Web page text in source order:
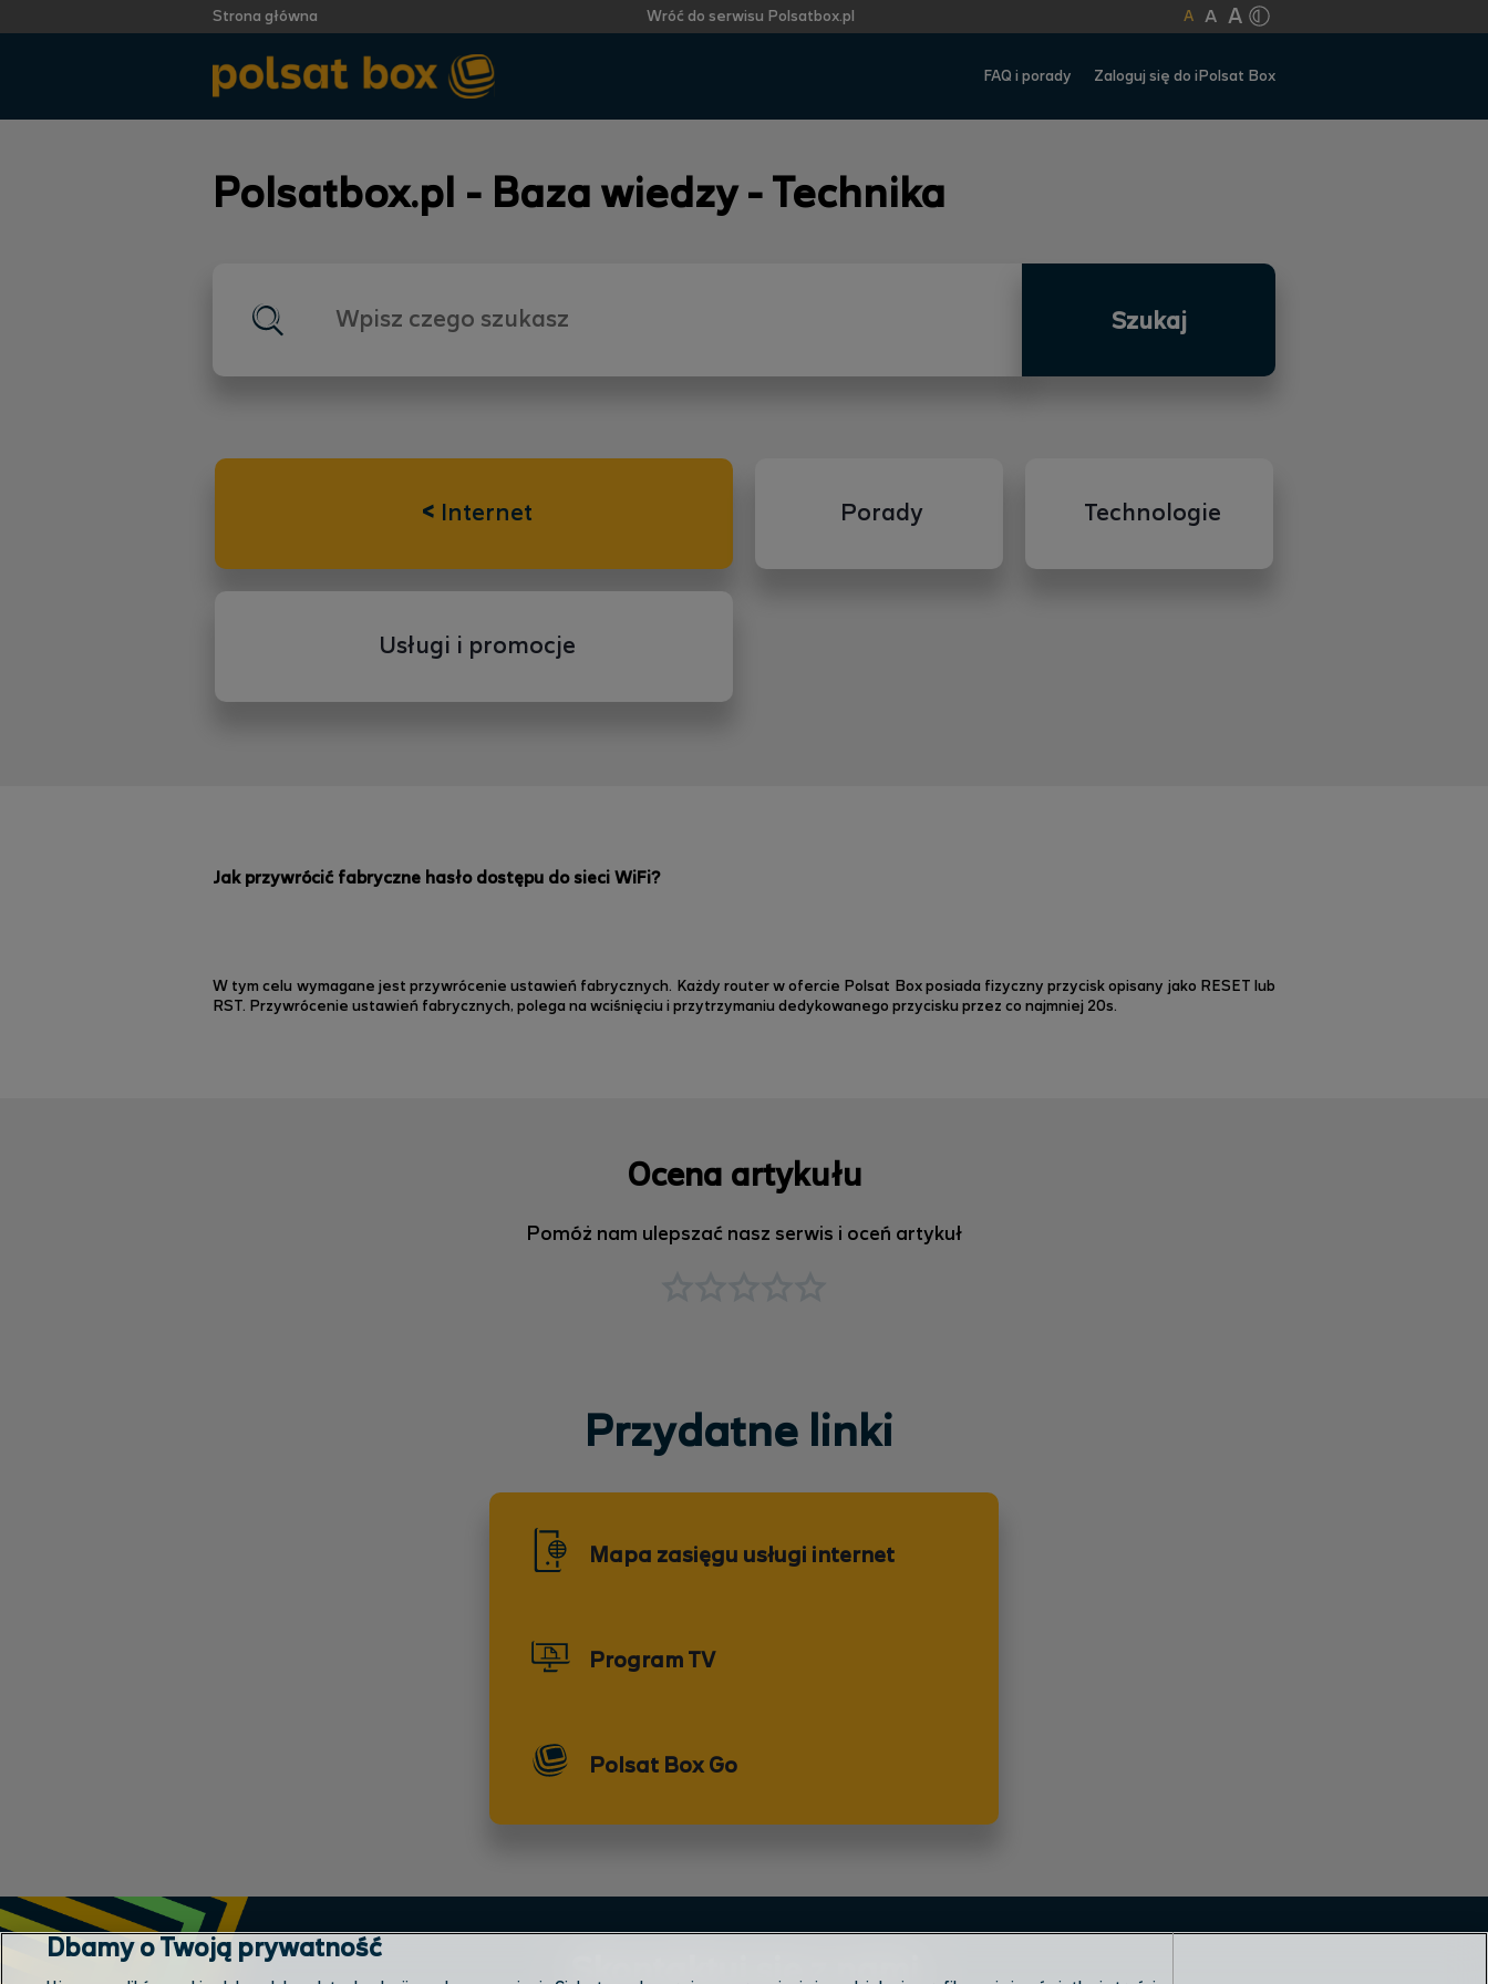
Strona główna Wróć do serwisu Polsatbox.pl A A A
FAQ i porady Zaloguj się do iPolsat Box
Polsatbox.pl - Baza wiedzy - Technika
Szukaj
< Internet Porady Technologie
Usługi i promocje
Jak przywrócić fabryczne hasło dostępu do sieci WiFi?
W tym celu wymagane jest przywrócenie ustawień fabrycznych. Każdy router w ofercie Polsat Box posiada fizyczny przycisk opisany jako RESET lub
RST. Przywrócenie ustawień fabrycznych, polega na wciśnięciu i przytrzymaniu dedykowanego przycisku przez co najmniej 20s.
Ocena artykułu
Pomóż nam ulepszać nasz serwis i oceń artykuł
Przydatne linki
Mapa zasięgu usługi internet
Program TV
Polsat Box Go
Skontaktuj się z nami
Dbamy o Twoją prywatność